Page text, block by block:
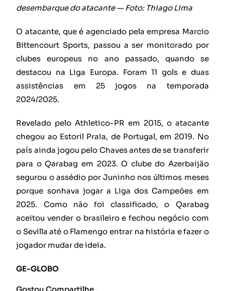
desembarque do atacante — Foto: Thiago Lima
O atacante, que é agenciado pela empresa Marcio
Bittencourt Sports, passou a ser monitorado por
clubes europeus no ano passado, quando se
destacou na Liga Europa. Foram 11 gols e duas
assistências em 25 jogos na temporada
2024/2025.
Revelado pelo Athletico-PR em 2015, o atacante
chegou ao Estoril Praia, de Portugal, em 2019. No
país ainda jogou pelo Chaves antes de se transferir
para o Qarabag em 2023. O clube do Azerbaijão
segurou o assédio por Juninho nos últimos meses
porque sonhava jogar a Liga dos Campeões em
2025. Como não foi classificado, o Qarabag
aceitou vender o brasileiro e fechou negócio com
o Sevilla até o Flamengo entrar na história e fazer o
jogador mudar de ideia.
GE-GLOBO
Gostou Compartilhe..